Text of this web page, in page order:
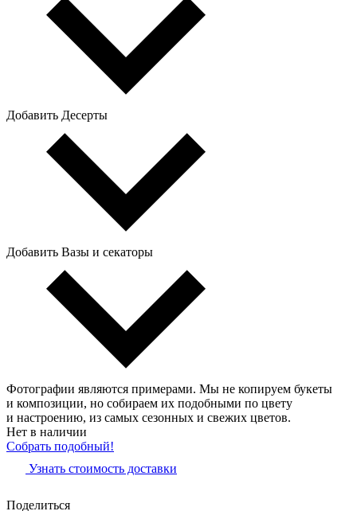
Добавить Десерты
Добавить Вазы и секаторы
Фотографии являются примерами. Мы не копируем букеты
и композиции, но собираем их подобными по цвету
и настроению, из самых сезонных и свежих цветов.
Нет в наличии
Собрать подобный!
Узнать стоимость доставки
Поделиться